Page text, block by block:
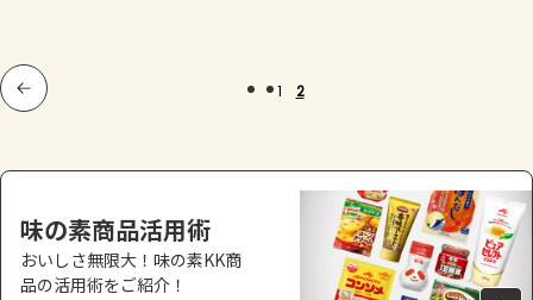
1 2
味の素商品活用術
おいしさ無限大！味の素KK商
品の活用術をご紹介！